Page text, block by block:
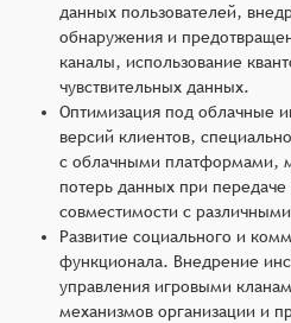
данных пользователей,
обнаружения и
каналы, использование
чувствительных данных.
Оптимизация под облачные
версий клиентов,
с облачными платформами,
потерь данных при
совместимости с
Развитие социального и
функционала. Внедрение
управления игровыми
механизмов организации и